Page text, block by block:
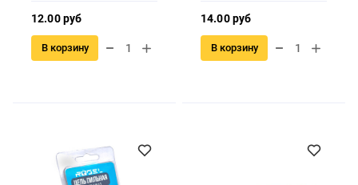
12.00 руб
В корзину
14.00 руб
В корзину